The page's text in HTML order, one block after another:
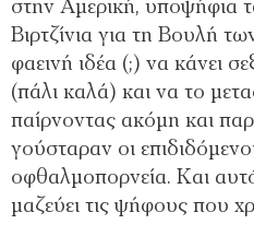
στην Αμερική, υποψήφια
Βιρτζίνια για τη Βουλή
φαεινή ιδέα (;) να κάνει
(πάλι καλά) και να το
παίρνοντας ακόμη και
γούσταραν οι
οφθαλμοπορνεία. Και
μαζεύει τις ψήφους που